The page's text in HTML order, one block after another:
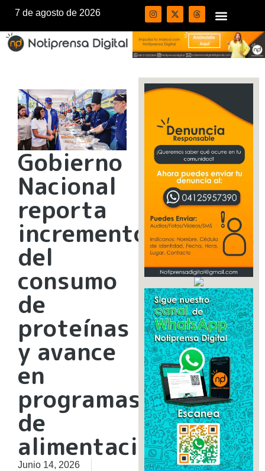
7 de agosto de 2026
Gobierno
Nacional
reporta
incremento
del
consumo
de
proteínas
y avance
en
programas
de
alimentación
Junio 14, 2026